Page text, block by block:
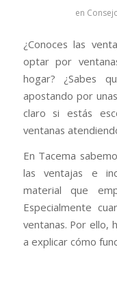
en
¿Conoces las
optar por
hogar? ¿Sabes
apostando por
claro si estás
ventanas
En Tacema
las ventajas e
material que
Especialmente
ventanas. Por ello,
a explicar cómo